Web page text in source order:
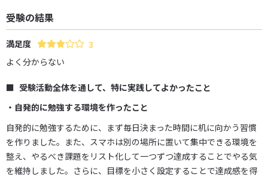
受験の結果
満足度
3
よく分からない
受験活動全体を通して、特に実践してよかったこと
・自発的に勉強する環境を作ったこと
自発的に勉強するために、まず毎日決まった時間に机に向かう習慣
を作りました。また、スマホは別の場所に置いて集中できる環境を
整え、やるべき課題をリスト化して一つずつ達成することでやる気
を維持しました。さらに、目標を小さく設定することで達成感を得